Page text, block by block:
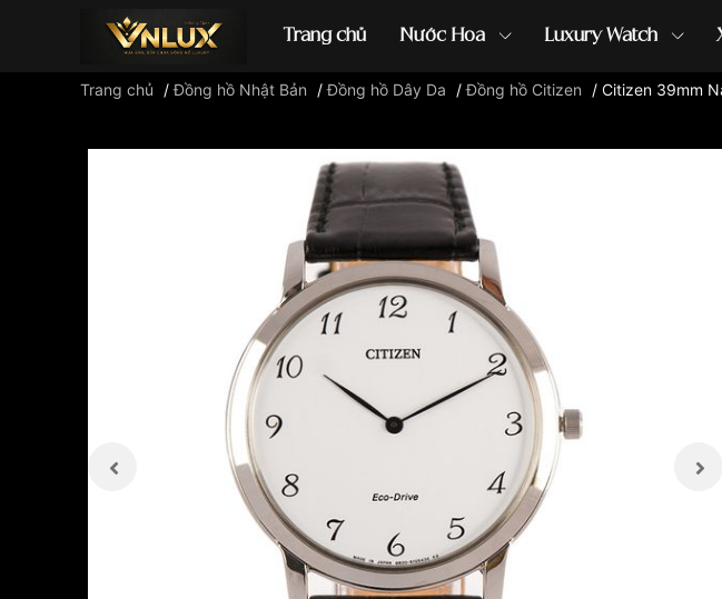
Trang chủ Nước Hoa Luxury Watch
Đồng hồ casio đồng hồ G-Shock đồng hồ Orient ...
Trang chủ /Đồng hồ Nhật Bản /Đồng hồ Dây Da /Đồng hồ Citizen / Citizen 39mm